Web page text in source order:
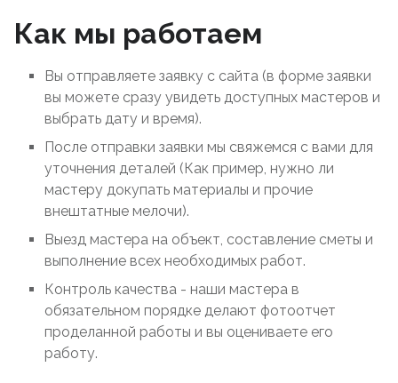
Как мы работаем
Вы отправляете заявку с сайта (в форме заявки
вы можете сразу увидеть доступных мастеров и
выбрать дату и время).
После отправки заявки мы свяжемся с вами для
уточнения деталей (Как пример, нужно ли
мастеру докупать материалы и прочие
внештатные мелочи).
Выезд мастера на объект, составление сметы и
выполнение всех необходимых работ.
Контроль качества - наши мастера в
обязательном порядке делают фотоотчет
проделанной работы и вы оцениваете его
работу.